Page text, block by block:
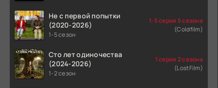
Не с первой попытки
(2020-2026)
1-5 сезон
1-5 серия 5 сезона
(Coldfilm)
Сто лет одиночества
(2024-2026)
1-2 сезон
1 серия 2 сезона
(LostFilm)